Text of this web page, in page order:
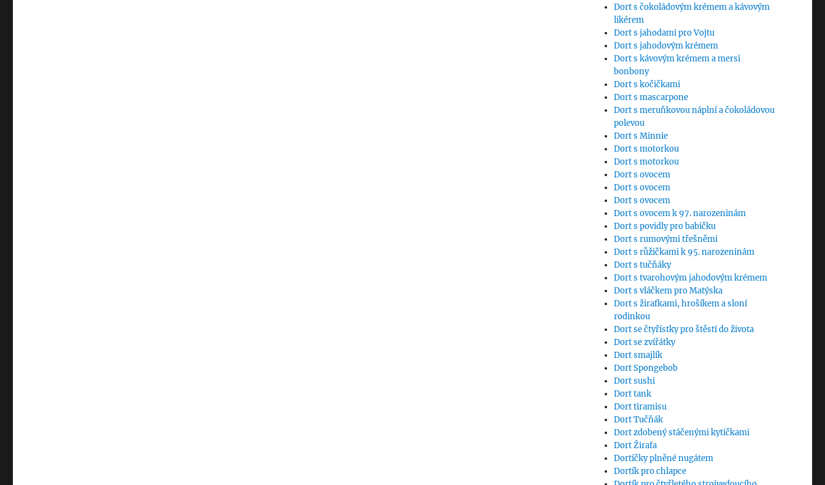
Dort s čokoládovým krémem a kávovým
likérem
Dort s jahodami pro Vojtu
Dort s jahodovým krémem
Dort s kávovým krémem a mersi
bonbony
Dort s kočičkami
Dort s mascarpone
Dort s meruňkovou náplní a čokoládovou
polevou
Dort s Minnie
Dort s motorkou
Dort s motorkou
Dort s ovocem
Dort s ovocem
Dort s ovocem
Dort s ovocem k 97. narozeninám
Dort s povidly pro babičku
Dort s rumovými třešněmi
Dort s růžičkami k 95. narozeninám
Dort s tučňáky
Dort s tvarohovým jahodovým krémem
Dort s vláčkem pro Matýska
Dort s žirafkami, hrošíkem a sloní
rodinkou
Dort se čtyřístky pro štěstí do života
Dort se zvířátky
Dort smajlík
Dort Spongebob
Dort sushi
Dort tank
Dort tiramisu
Dort Tučňák
Dort zdobený stáčenými kytičkami
Dort Žirafa
Dortíčky plněné nugátem
Dortík pro chlapce